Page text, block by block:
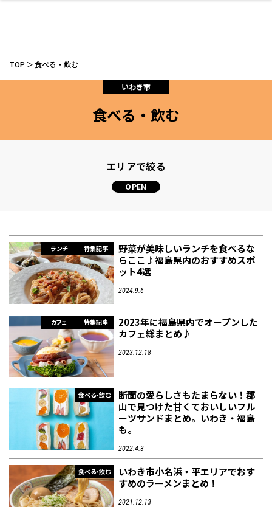
スイーツ
和食 わんぱく 福島ローカルグル
メ
パン アジア・エスニッ テイクアウト
泊まる
温泉 体験 名所
レジャー・スポー
ツ施設
非日常 イベントレポート
ネイルサロン
フィットネス・や
せたい
鍼灸・整体・リラ
クゼーション
まつ毛サロン
脱毛 温活・サウナ 歯列矯正・審美歯
雑貨
インテリア 食品・酒 生活を彩るモノ
その他
お金のこと
趣味・スキルアッ 保育園・こども園 子どもの習い事・
幼稚園 教育
新築体験談
TOP 食べる・飲む
いわき市
食べる・飲む
エリアで絞る
ランチ 特集記事
野菜が美味しいランチを食べるな
らここ♪福島県内のおすすめスポ
ット4選
2024.9.6
カフェ 特集記事
2023年に福島県内でオープンした
カフェ総まとめ♪
2023.12.18
食べる・飲む
断面の愛らしさもたまらない！郡
山で見つけた甘くておいしいフル
ーツサンドまとめ。いわき・福島
も。
2022.4.3
食べる・飲む
いわき市小名浜・平エリアでおす
すめのラーメンまとめ！
2021.12.13